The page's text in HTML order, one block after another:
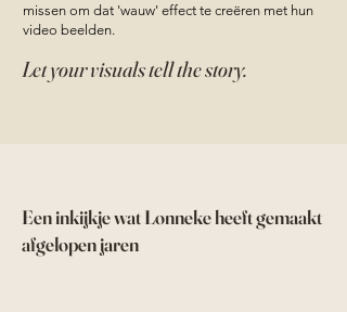
missen om dat 'wauw' effect te creëren met hun
video beelden.
Let your visuals tell the story.
Een inkijkje wat Lonneke heeft gemaakt
afgelopen jaren